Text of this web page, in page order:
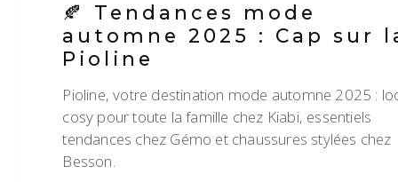
🍂 Tendances mode
automne 2025 : Cap sur
Pioline
Pioline, votre destination mode automne 2025 :
cosy pour toute la famille chez Kiabi, essentiels
tendances chez Gémo et chaussures stylées chez
Besson.